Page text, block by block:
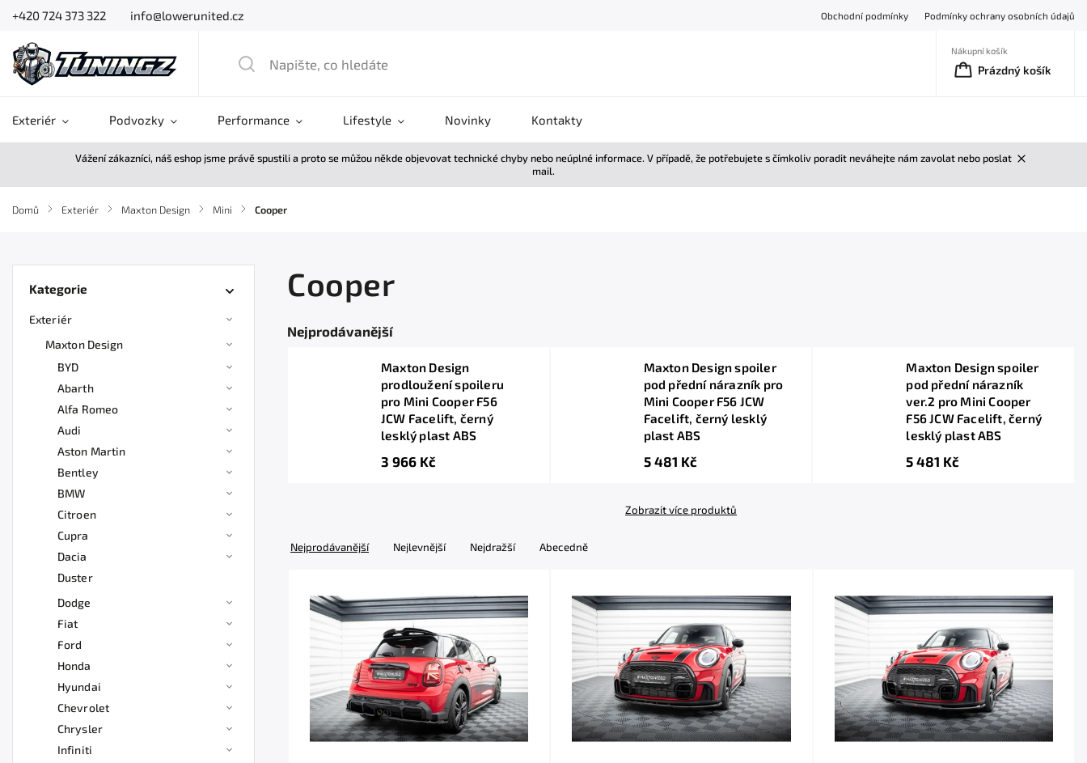
+420 724 373 322 info@lowerunited.cz Obchodní podmínky Podmínky ochrany osobních údajů
Nákupní košík
Prázdný košík
Exteriér Podvozky Performance Lifestyle Novinky Kontakty
Vážení zákazníci, náš eshop jsme právě spustili a proto se můžou někde objevovat technické chyby nebo neúplné informace. V případě, že potřebujete s čímkoliv poradit neváhejte nám zavolat nebo poslat
mail.
Domů / Exteriér / Maxton Design / Mini / Cooper
Kategorie
Exteriér
Maxton Design
BYD
Abarth
Alfa Romeo
Audi
Aston Martin
Bentley
BMW
Citroen
Cupra
Dacia
Duster
Dodge
Fiat
Ford
Honda
Hyundai
Chevrolet
Chrysler
Infiniti
Cooper
Nejprodávanější
Maxton Design
prodloužení spoileru
pro Mini Cooper F56
JCW Facelift, černý
lesklý plast ABS
3 966 Kč
Maxton Design spoiler
pod přední nárazník pro
Mini Cooper F56 JCW
Facelift, černý lesklý
plast ABS
5 481 Kč
Maxton Design spoiler
pod přední nárazník
ver.2 pro Mini Cooper
F56 JCW Facelift, černý
lesklý plast ABS
5 481 Kč
Zobrazit více produktů
Nejprodávanější Nejlevnější Nejdražší Abecedně